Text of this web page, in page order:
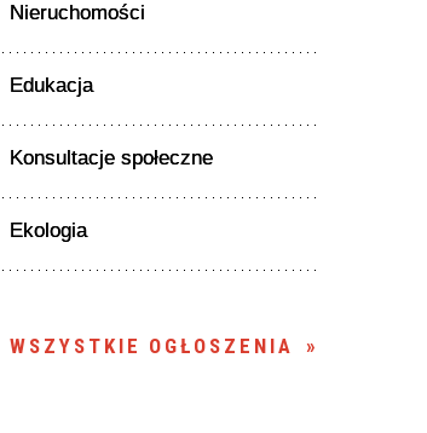
Nieruchomości
Edukacja
Konsultacje społeczne
Ekologia
WSZYSTKIE OGŁOSZENIA